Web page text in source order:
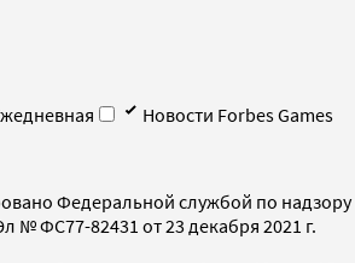
Новости Forbes Games
Федеральной службой по
№ ФС77-82431 от 23 декабря 2021 г.